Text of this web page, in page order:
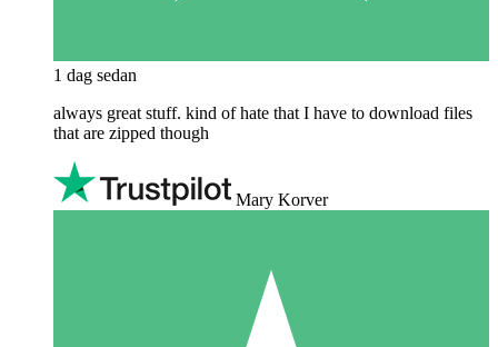
1 dag sedan
always great stuff. kind of hate that I have to download files
that are zipped though
Mary Korver